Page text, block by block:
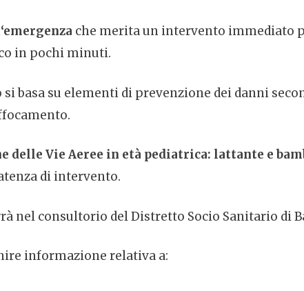
‘emergenza che merita un intervento immediato
in pochi minuti.
basa su elementi di prevenzione dei danni
delle Vie Aeree in età pediatrica: lattante e
di intervento.
nel consultorio del Distretto Socio Sanitario di
informazione relativa a: